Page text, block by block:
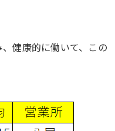
健康的に働いて、この